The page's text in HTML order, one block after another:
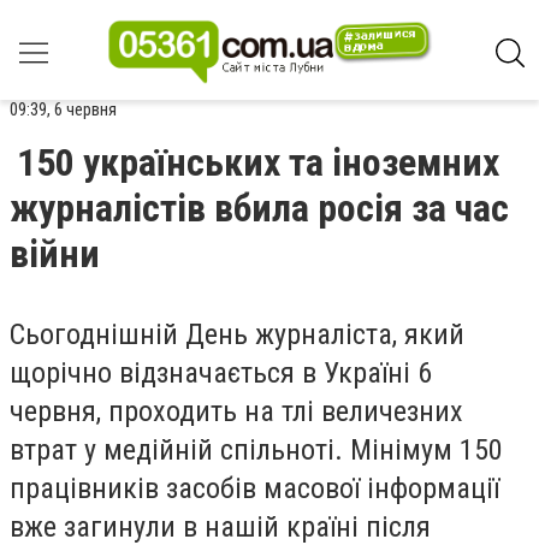
09:39, 6 червня
150 українських та іноземних
журналістів вбила росія за час
війни
Сьогоднішній День журналіста, який
щорічно відзначається в Україні 6
червня, проходить на тлі величезних
втрат у медійній спільноті. Мінімум 150
працівників засобів масової інформації
вже загинули в нашій країні після